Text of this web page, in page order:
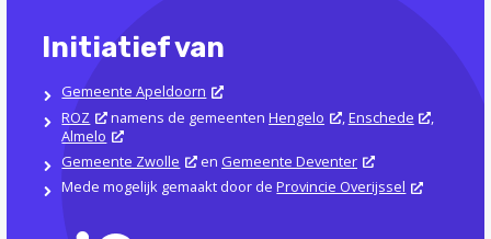
Initiatief van
Gemeente Apeldoorn
ROZ
namens de gemeentenHengelo ,Enschede
,
Almelo
Gemeente Zwolle
en Gemeente Deventer
Mede mogelijk gemaakt door deProvincie Overijssel